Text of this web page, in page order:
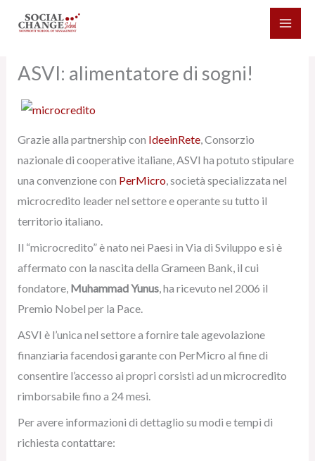
ASVI: alimentatore di sogni!
Grazie alla partnership con IdeeinRete, Consorzio
nazionale di cooperative italiane, ASVI ha potuto stipulare
una convenzione con PerMicro, società specializzata nel
microcredito leader nel settore e operante su tutto il
territorio italiano.
Il “microcredito” è nato nei Paesi in Via di Sviluppo e si è
affermato con la nascita della Grameen Bank, il cui
fondatore, Muhammad Yunus, ha ricevuto nel 2006 il
Premio Nobel per la Pace.
ASVI è l’unica nel settore a fornire tale agevolazione
finanziaria facendosi garante con PerMicro al fine di
consentire l’accesso ai propri corsisti ad un microcredito
rimborsabile fino a 24 mesi.
Per avere informazioni di dettaglio su modi e tempi di
richiesta contattare: